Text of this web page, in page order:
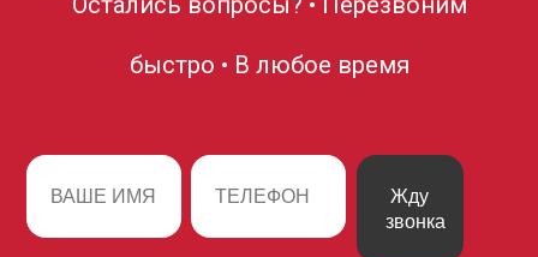
быстро • В любое время
Жду
звонка